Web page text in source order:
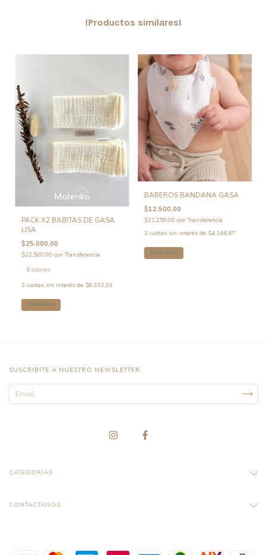
¡Productos similares!
PACK X2 BABITAS DE GASA
LISA
$25.000,00
$22.500,00con Transferencia
6 colores
3 cuotas sin interés de $8.333,33
COMPRAR
BABEROS BANDANA GASA
$12.500,00
$11.250,00con Transferencia
3 cuotas sin interés de $4.166,67
COMPRAR
SUSCRIBITE A NUESTRO NEWSLETTER
CATEGORÍAS
CONTACTÁNOS